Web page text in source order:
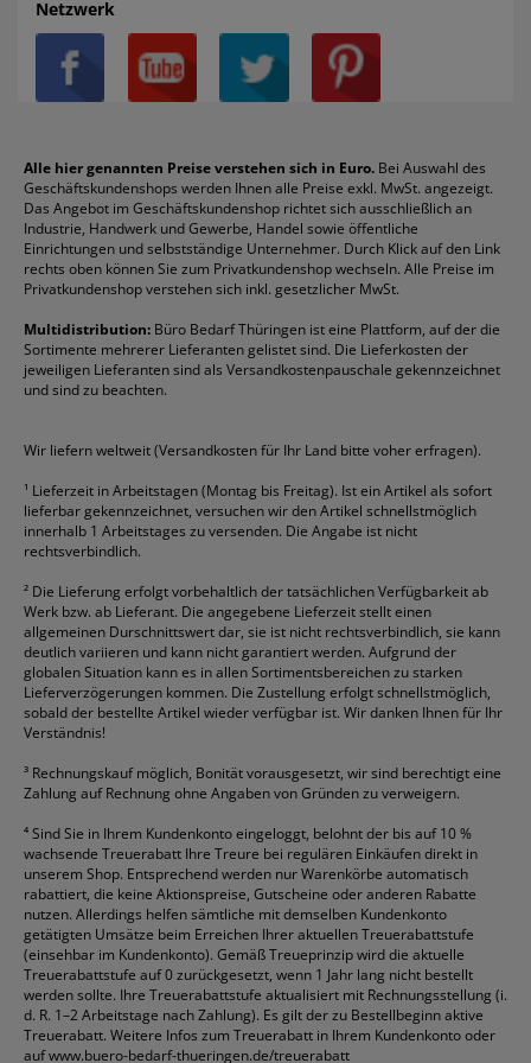
Datenschutz
Privatsphäre-Einstellungen
Über uns
Reklamation / Retouren
Vertrag widerrufen (Privatkunden)
Rabatte & Aktionen
Bleistifte
Blöcke
Boardmarker
Briefumschläge
Druckerpatronen
Etiketten
Fineliner
Folienschreiber
Formulare
Gelschreiber
Geschäftsbücher
Heftstreifen
Kaffee
Klebeband
Klemmmappen
Kopierpapier
Korrekturmittel
Kugelschreiber
Mappen
Ordner
Packband
Permanentmarker
Radiergummis
Schnellhefter
Sichthüllen
Taschenrechner
Textmarker
Tintenroller
Tintenpatronen
Toilettenpapier
Toner
Versandmaterial
Versandtaschen
Avery/Zweckform
Canon
Durable
DYMO
Edding
Esselte
Faber-Castell
Fellowes
Franken
Fripa
HP
Leitz
Läufer
Melitta
Pentel
Pelikan
Pilot
Pritt
Schneider
Stabilo
Staedtler
alle Marken anzeigen
Netzwerk
Alle hier genannten Preise verstehen sich in Euro. Bei Auswahl des
Geschäftskundenshops werden Ihnen alle Preise exkl. MwSt. angezeigt.
Das Angebot im Geschäftskundenshop richtet sich ausschließlich an
Industrie, Handwerk und Gewerbe, Handel sowie öffentliche
Einrichtungen und selbstständige Unternehmer. Durch Klick auf den Link
rechts oben können Sie zum Privatkundenshop wechseln. Alle Preise im
Privatkundenshop verstehen sich inkl. gesetzlicher MwSt.
Multidistribution: Büro Bedarf Thüringen ist eine Plattform, auf der die
Sortimente mehrerer Lieferanten gelistet sind. Die Lieferkosten der
jeweiligen Lieferanten sind als Versandkostenpauschale gekennzeichnet
und sind zu beachten.
Wir liefern weltweit (Versandkosten für Ihr Land bitte voher erfragen).
¹ Lieferzeit in Arbeitstagen (Montag bis Freitag). Ist ein Artikel als sofort
lieferbar gekennzeichnet, versuchen wir den Artikel schnellstmöglich
innerhalb 1 Arbeitstages zu versenden. Die Angabe ist nicht
rechtsverbindlich.
² Die Lieferung erfolgt vorbehaltlich der tatsächlichen Verfügbarkeit ab
Werk bzw. ab Lieferant. Die angegebene Lieferzeit stellt einen
allgemeinen Durschnittswert dar, sie ist nicht rechtsverbindlich, sie kann
deutlich variieren und kann nicht garantiert werden. Aufgrund der
globalen Situation kann es in allen Sortimentsbereichen zu starken
Lieferverzögerungen kommen. Die Zustellung erfolgt schnellstmöglich,
sobald der bestellte Artikel wieder verfügbar ist. Wir danken Ihnen für Ihr
Verständnis!
³ Rechnungskauf möglich, Bonität vorausgesetzt, wir sind berechtigt eine
Zahlung auf Rechnung ohne Angaben von Gründen zu verweigern.
⁴Sind Sie in Ihrem Kundenkonto eingeloggt, belohnt der bis auf 10 %
wachsende Treuerabatt Ihre Treure bei regulären Einkäufen direkt in
unserem Shop. Entsprechend werden nur Warenkörbe automatisch
rabattiert, die keine Aktionspreise, Gutscheine oder anderen Rabatte
nutzen. Allerdings helfen sämtliche mit demselben Kundenkonto
getätigten Umsätze beim Erreichen Ihrer aktuellen Treuerabattstufe
(einsehbar im Kundenkonto). Gemäß Treueprinzip wird die aktuelle
Treuerabattstufe auf 0 zurückgesetzt, wenn 1 Jahr lang nicht bestellt
werden sollte. Ihre Treuerabattstufe aktualisiert mit Rechnungsstellung (i.
d. R. 1–2 Arbeitstage nach Zahlung). Es gilt der zu Bestellbeginn aktive
Treuerabatt. Weitere Infos zum Treuerabatt in Ihrem Kundenkonto oder
aufwww.buero-bedarf-thueringen.de/treuerabatt